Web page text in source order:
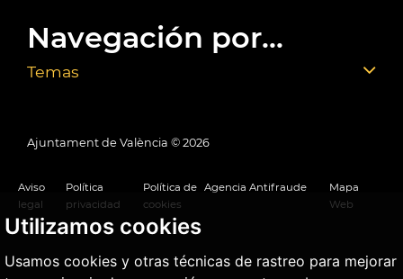
Utilizamos cookies
Usamos cookies y otras técnicas de rastreo para mejorar
Navegación por...
Temas
Ajuntament de València © 2026
Aviso
legal
Política
privacidad
Política de
cookies
Agencia Antifraude
Mapa
Web